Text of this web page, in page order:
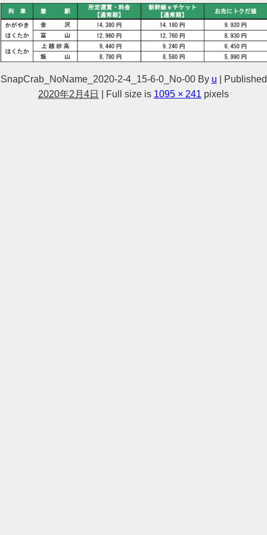
SnapCrab_NoName_2020-2-4_15-6-0_No-00 By u | Published
2020年2月4日 | Full size is 1095 × 241 pixels